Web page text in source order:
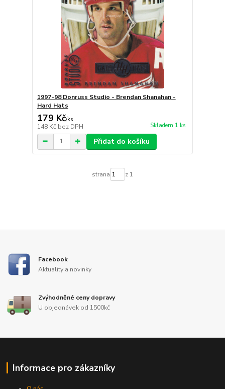
1997-98 Donruss Studio - Brendan Shanahan -
Hard Hats
179 Kč/ks
148 Kč bez DPH Skladem 1 ks
Přidat do košíku
strana z 1
Facebook
Aktuality a novinky
Zvýhodněné ceny dopravy
U objednávek od 1500kč
Informace pro zákazníky